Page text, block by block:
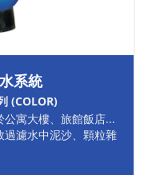
系統
(COLOR)
寓大樓、旅館飯店...
濾水中泥沙、顆粒雜